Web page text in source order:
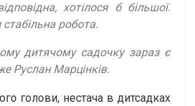
хотілося б більшої.
робота.
дитячому садочку зараз є
Руслан Марцінків.
голови, нестача в дитсадках